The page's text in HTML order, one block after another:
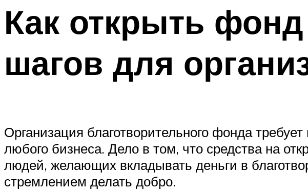
Как открыть
шагов для
Организация благотворительного фонда
любого бизнеса. Дело в том, что средства на
людей, желающих вкладывать деньги в
стремлением делать добро.